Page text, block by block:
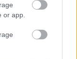
or app.
JONES-